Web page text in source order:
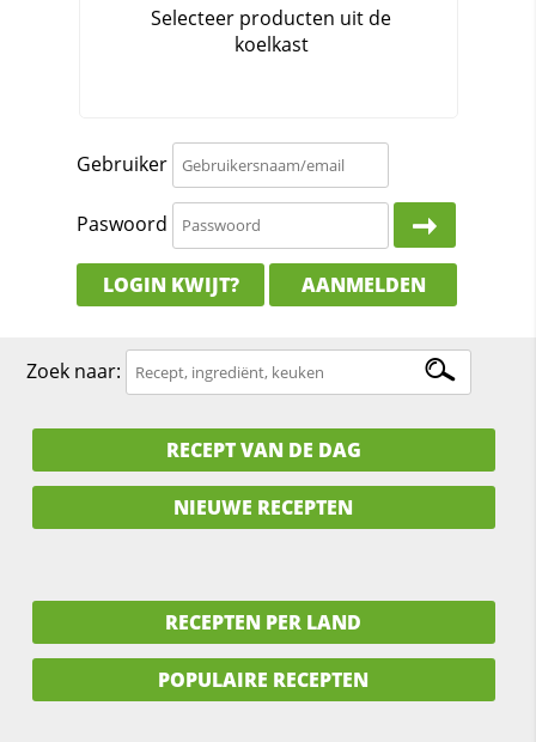
Gebruiker
Paswoord
LOGIN KWIJT? AANMELDEN
Zoek naar:
RECEPT VAN DE DAG
NIEUWE RECEPTEN
RECEPTEN PER LAND
POPULAIRE RECEPTEN